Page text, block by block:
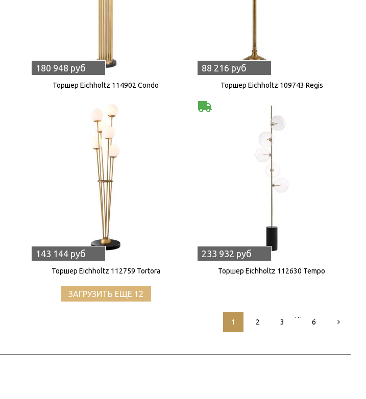
180 948 руб
Торшер Eichholtz 114902 Condo
88 216 руб
Торшер Eichholtz 109743 Regis
143 144 руб
Торшер Eichholtz 112759 Tortora
233 932 руб
Торшер Eichholtz 112630 Tempo
ЗАГРУЗИТЬ ЕЩЕ 12
1 2 3
…
6